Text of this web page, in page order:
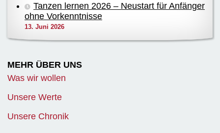
Tanzen lernen 2026 – Neustart für Anfänger
ohne Vorkenntnisse
13. Juni 2026
MEHR ÜBER UNS
Was wir wollen
Unsere Werte
Unsere Chronik